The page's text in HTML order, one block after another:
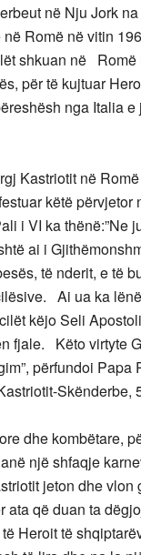
në Nju Jork
Romë në vitin
shkuan në
për të kujtuar
nga Italia
Kastriotit në
këtë
i VI ka
ai i
të nderit, e të
Ai ua ka
këjo Seli
fjale. Këto virtyte
përfundoi
Skënderbe,
dhe kombëtare,
një shfaqje
jeton dhe
ata që duan ta
Heroit të